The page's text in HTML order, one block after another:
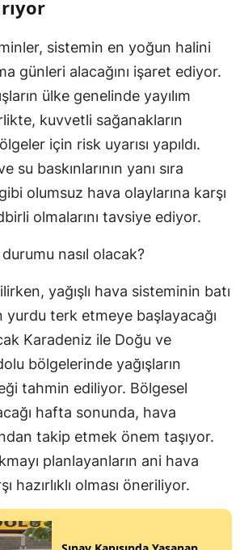
sistemin en yoğun halini
günleri alacağını işaret ediyor.
ülke genelinde yayılım
kuvvetli sağanakların
için risk uyarısı yapıldı.
su baskınlarının yanı sıra
olumsuz hava olaylarına karşı
olmalarını tavsiye ediyor.
nasıl olacak?
yağışlı hava sisteminin batı
terk etmeye başlayacağı
Karadeniz ile Doğu ve
bölgelerinde yağışların
tahmin ediliyor. Bölgesel
hafta sonunda, hava
takip etmek önem taşıyor.
planlayanların ani hava
hazırlıklı olması öneriliyor.